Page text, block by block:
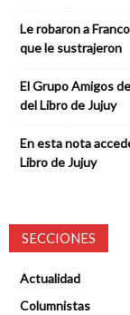
Le robaron a
que le sustrajeron
El Grupo Amigos
del Libro de Jujuy
En esta nota
Libro de Jujuy
SECCIONES
Actualidad
Columnistas